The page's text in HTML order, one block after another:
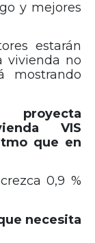
y mejores
estarán
vivienda no
mostrando
VIS
que en
0,9 %
necesita